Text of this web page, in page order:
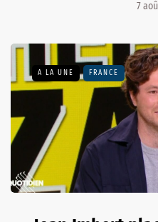
7
A LA UNE FRANCE